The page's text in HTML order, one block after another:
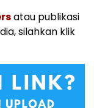
atau publikasi
silahkan klik